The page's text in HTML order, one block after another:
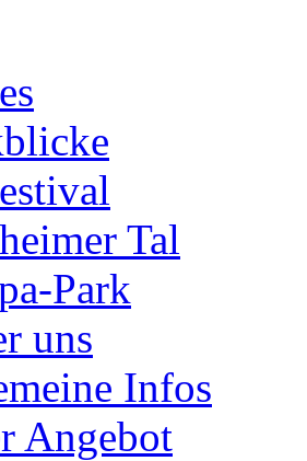
Tal
Park
uns
Infos
Angebot